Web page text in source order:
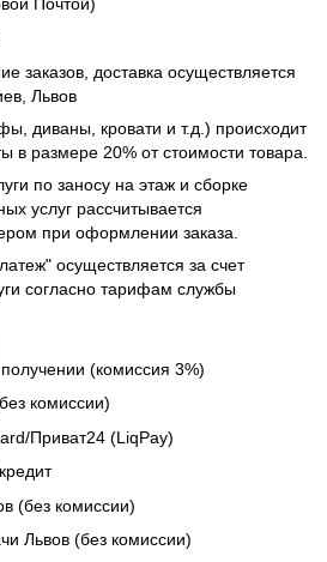
заказов, доставка осуществляется
Львов
диваны, кровати и т.д.) происходит
в размере 20% от стоимости товара.
по заносу на этаж и сборке
услуг рассчитывается
при оформлении заказа.
осуществляется за счет
согласно тарифам службы
(комиссия 3%)
комиссии)
Приват24 (LiqPay)
(без комиссии)
Львов (без комиссии)